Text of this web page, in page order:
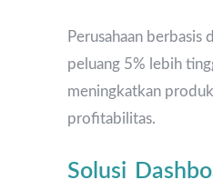
Perusahaan berbasis
peluang 5% lebih
meningkatkan
profitabilitas.
Solusi